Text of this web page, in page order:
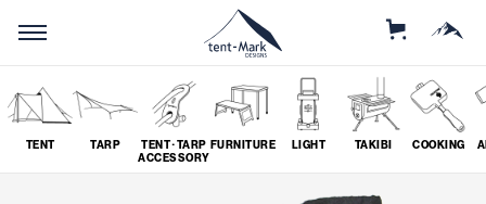
STORE
MOUNTAIN
TENT
TARP
TENT･TARP
ACCESSORY
FURNITURE LIGHT TAKIBI COOKING